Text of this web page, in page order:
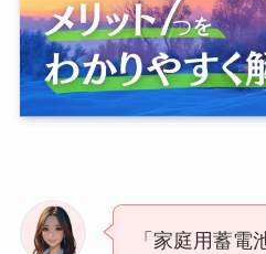
「家庭用蓄電